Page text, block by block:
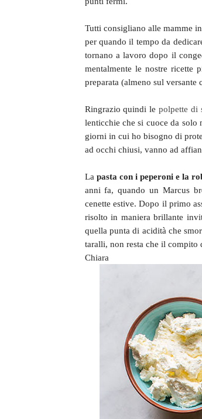
Tutti consigliano alle mamme
per quando il tempo da
tornano a lavoro dopo il
mentalmente le nostre ricette
preparata (almeno sul versante
Ringrazio quindi lepolpette di
lenticchie che si cuoce da
giorni in cui ho bisogno di
ad occhi chiusi, vanno ad
La pasta con i peperoni e la
anni fa, quando un Marcus
cenette estive. Dopo il primo
risolto in maniera brillante
quella punta di acidità che
taralli, non resta che il compito
Chiara